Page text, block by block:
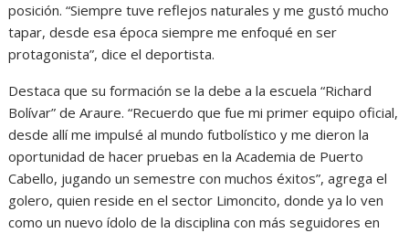
posición. “Siempre tuve reflejos naturales y me gustó mucho
tapar, desde esa época siempre me enfoqué en ser
protagonista”, dice el deportista.
Destaca que su formación se la debe a la escuela “Richard
Bolívar” de Araure. “Recuerdo que fue mi primer equipo oficial,
desde allí me impulsé al mundo futbolístico y me dieron la
oportunidad de hacer pruebas en la Academia de Puerto
Cabello, jugando un semestre con muchos éxitos”, agrega el
golero, quien reside en el sector Limoncito, donde ya lo ven
como un nuevo ídolo de la disciplina con más seguidores en